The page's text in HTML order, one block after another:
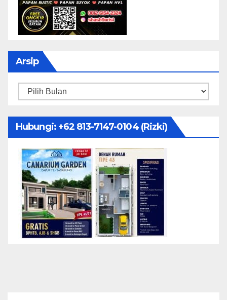
Arsip
Arsip
Hubungi: ‪+62 813-7147-0104‬ (Rizki)